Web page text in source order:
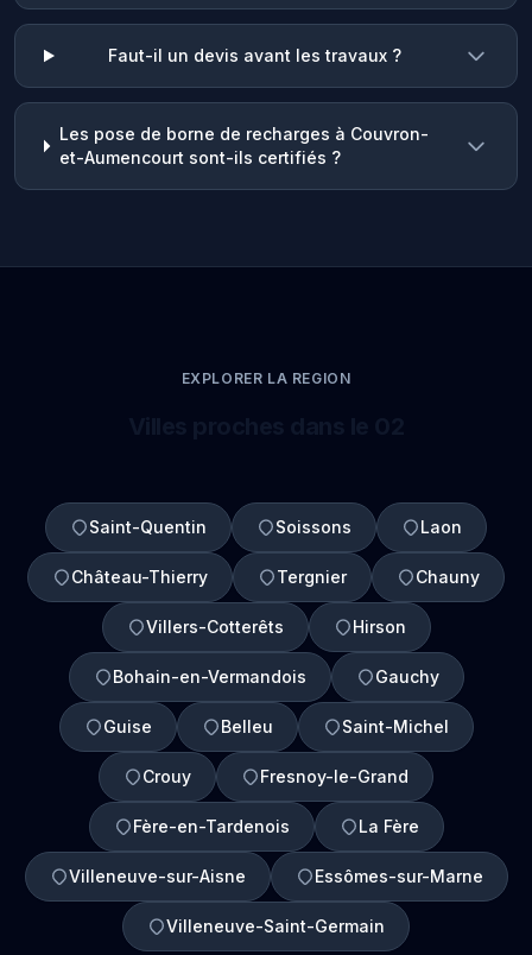
Faut-il un devis avant les travaux ?
Les pose de borne de recharges à Couvron-
et-Aumencourt sont-ils certifiés ?
EXPLORER LA REGION
Saint-Quentin Soissons Laon
Château-Thierry Tergnier Chauny
Villers-Cotterêts Hirson
Bohain-en-Vermandois Gauchy
Guise Belleu Saint-Michel
Crouy Fresnoy-le-Grand
Fère-en-Tardenois La Fère
Villeneuve-sur-Aisne Essômes-sur-Marne
Villeneuve-Saint-Germain